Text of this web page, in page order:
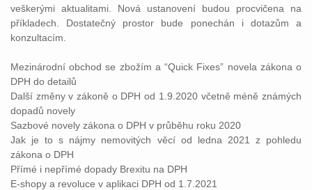
veškerými aktualitami. Nová ustanovení budou procvičena na
příkladech. Dostatečný prostor bude ponechán i dotazům a
konzultacím.
Mezinárodní obchod se zbožím a “Quick Fixes” novela zákona o
DPH do detailů
Další změny v zákoně o DPH od 1.9.2020 včetně méně známých
dopadů novely
Sazbové novely zákona o DPH v průběhu roku 2020
Jak je to s nájmy nemovitých věcí od ledna 2021 z pohledu
zákona o DPH
Přímé i nepřímé dopady Brexitu na DPH
E-shopy a revoluce v aplikaci DPH od 1.7.2021